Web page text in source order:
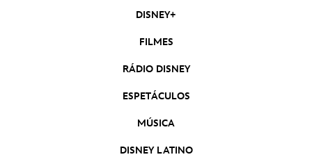
DISNEY+
FILMES
RÁDIO DISNEY
ESPETÁCULOS
MÚSICA
DISNEY LATINO